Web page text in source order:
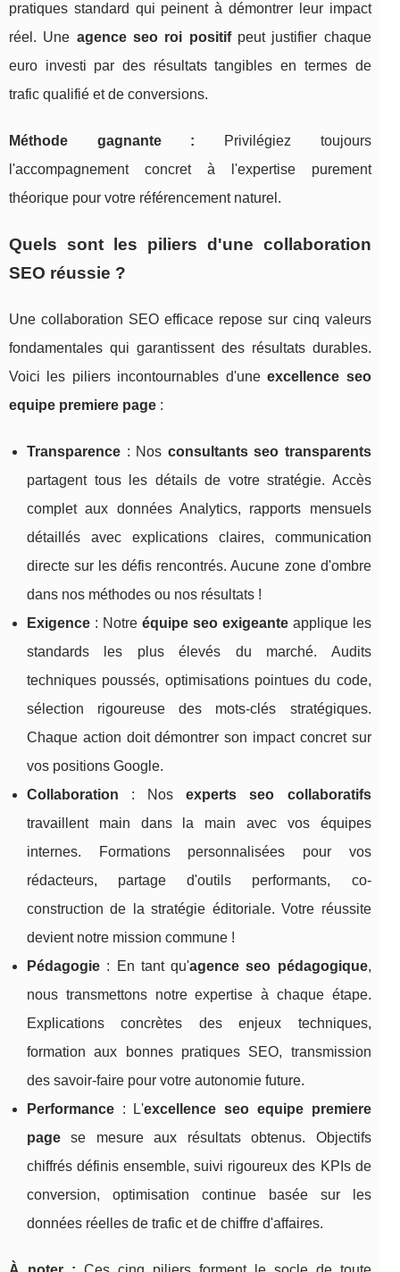
pratiques standard qui peinent à démontrer leur impact
réel. Une agence seo roi positifpeut justifier chaque
euro investi par des résultats tangibles en termes de
trafic qualifié et de conversions.
Méthode gagnante : Privilégiez toujours
l'accompagnement concret à l'expertise purement
théorique pour votre référencement naturel.
Quels sont les piliers d'une collaboration
SEO réussie ?
Une collaboration SEO efficace repose sur cinq valeurs
fondamentales qui garantissent des résultats durables.
Voici les piliers incontournables d'uneexcellence seo
equipe premiere page :
Transparence : Nos consultants seo transparents
partagent tous les détails de votre stratégie. Accès
complet aux données Analytics, rapports mensuels
détaillés avec explications claires, communication
directe sur les défis rencontrés. Aucune zone d'ombre
dans nos méthodes ou nos résultats !
Exigence : Notre équipe seo exigeanteapplique les
standards les plus élevés du marché. Audits
techniques poussés, optimisations pointues du code,
sélection rigoureuse des mots-clés stratégiques.
Chaque action doit démontrer son impact concret sur
vos positions Google.
Collaboration : Nosexperts seo collaboratifs
travaillent main dans la main avec vos équipes
internes. Formations personnalisées pour vos
rédacteurs, partage d'outils performants, co-
construction de la stratégie éditoriale. Votre réussite
devient notre mission commune !
Pédagogie : En tant qu'agence seo pédagogique,
nous transmettons notre expertise à chaque étape.
Explications concrètes des enjeux techniques,
formation aux bonnes pratiques SEO, transmission
des savoir-faire pour votre autonomie future.
Performance : L'excellence seo equipe premiere
page se mesure aux résultats obtenus. Objectifs
chiffrés définis ensemble, suivi rigoureux des KPIs de
conversion, optimisation continue basée sur les
données réelles de trafic et de chiffre d'affaires.